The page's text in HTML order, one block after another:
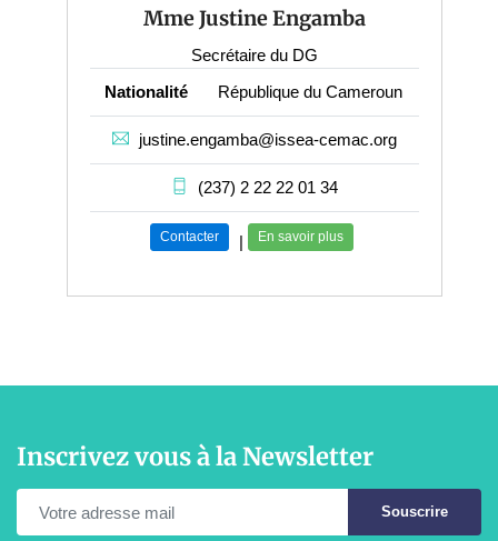
Mme Justine Engamba
Secrétaire du DG
Nationalité
République du Cameroun
justine.engamba@issea-cemac.org
(237) 2 22 22 01 34
Contacter | En savoir plus
Inscrivez vous à la Newsletter
Souscrire